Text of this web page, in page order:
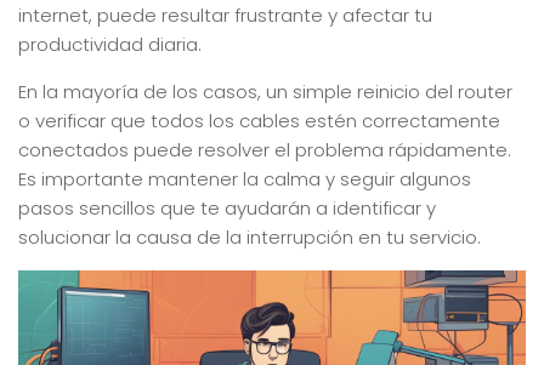
internet, puede resultar frustrante y afectar tu
productividad diaria.
En la mayoría de los casos, un simple reinicio del router
o verificar que todos los cables estén correctamente
conectados puede resolver el problema rápidamente.
Es importante mantener la calma y seguir algunos
pasos sencillos que te ayudarán a identificar y
solucionar la causa de la interrupción en tu servicio.